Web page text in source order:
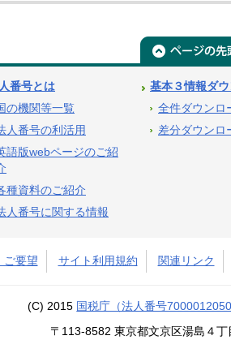
番号とは
の機関等一覧
人番号の利活用
語版webページのご紹
種資料のご紹介
人番号に関する情報
基本３情報ダ
全件ダウンロ
差分ダウンロ
ご要望 サイト利用規約 関連リンク
(C) 2015 国税庁（法人番号
〒113-8582 東京都文京区湯島４